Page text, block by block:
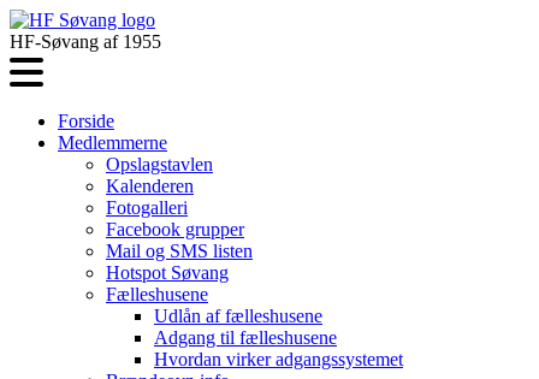
HF-Søvang af 1955
Forside
Medlemmerne
Opslagstavlen
Kalenderen
Fotogalleri
Facebook grupper
Mail og SMS listen
Hotspot Søvang
Fælleshusene
Udlån af fælleshusene
Adgang til fælleshusene
Hvordan virker adgangssystemet